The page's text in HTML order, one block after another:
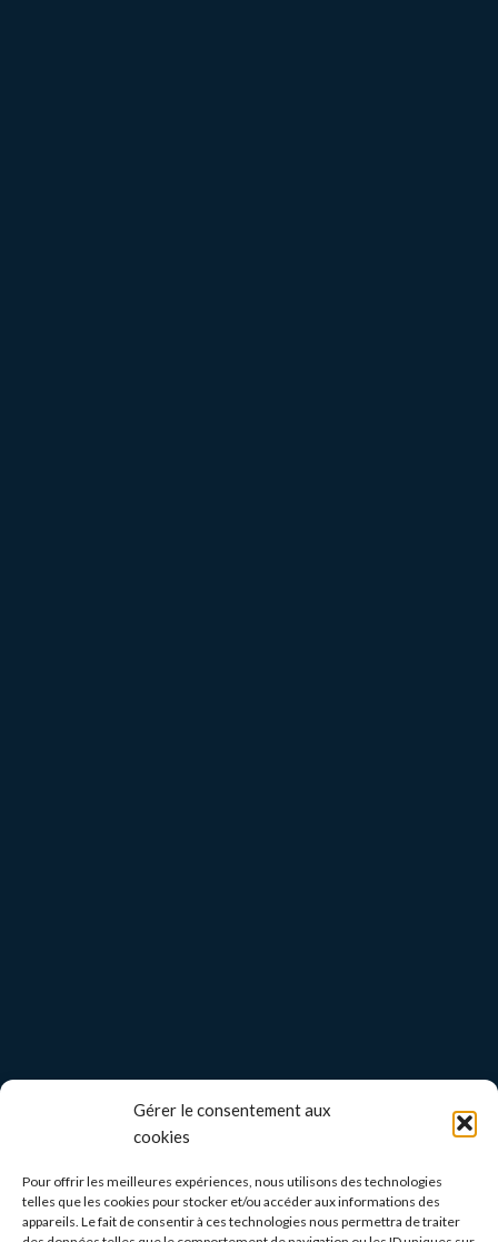
Gérer le consentement aux
cookies
Pour offrir les meilleures expériences, nous utilisons des technologies
telles que les cookies pour stocker et/ou accéder aux informations des
appareils. Le fait de consentir à ces technologies nous permettra de traiter